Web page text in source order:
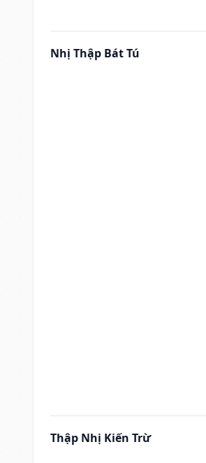
Nhị Thập Bát Tú
Thập Nhị Kiến Trừ